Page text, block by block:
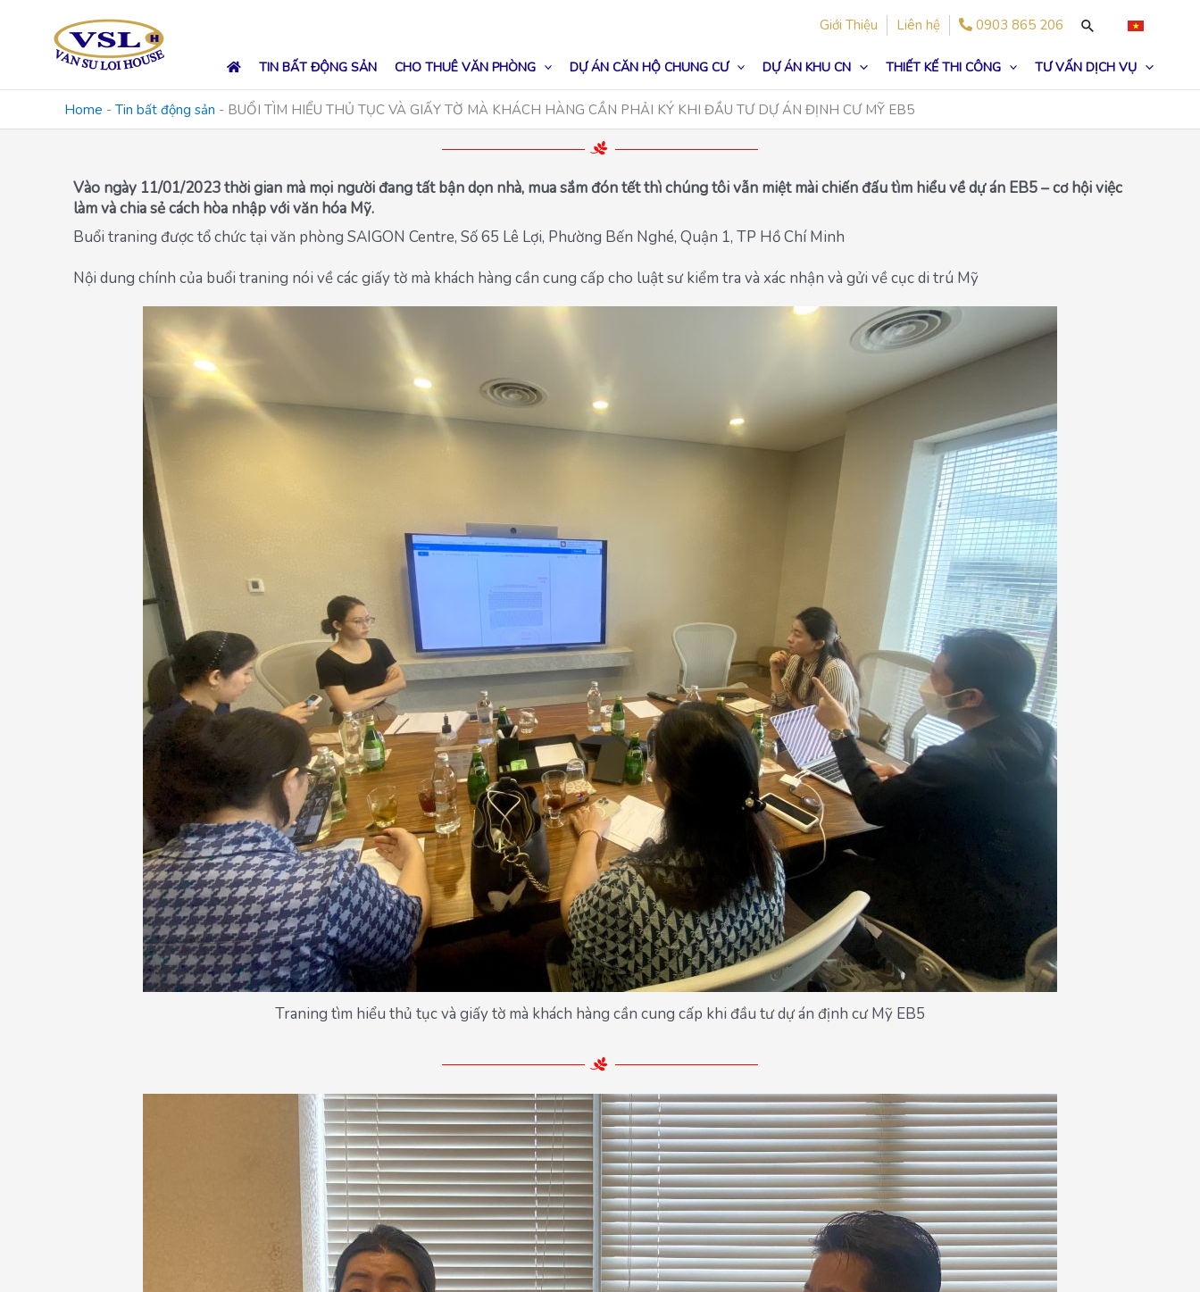
Giới Thiệu Liên hệ 0903 865 206
TIN BẤT ĐỘNG SẢN CHO THUÊ VĂN PHÒNG DỰ ÁN CĂN HỘ CHUNG CƯ DỰ ÁN KHU CN THIẾT KẾ THI CÔNG TƯ VẤN DỊCH VỤ
Home - Tin bất động sản - BUỔI TÌM HIỂU THỦ TỤC VÀ GIẤY TỜ MÀ KHÁCH HÀNG CẦN PHẢI KÝ KHI ĐẦU TƯ DỰ ÁN ĐỊNH CƯ MỸ EB5
Vào ngày 11/01/2023 thời gian mà mọi người đang tất bận dọn nhà, mua sắm đón tết thì chúng tôi vẫn miệt mài chiến đấu tìm hiểu về dự án EB5 – cơ hội việc
làm và chia sẻ cách hòa nhập với văn hóa Mỹ.
Buổi traning được tổ chức tại văn phòng SAIGON Centre, Số 65 Lê Lợi, Phường Bến Nghé, Quận 1, TP Hồ Chí Minh
Nội dung chính của buổi traning nói về các giấy tờ mà khách hàng cần cung cấp cho luật sư kiểm tra và xác nhận và gửi về cục di trú Mỹ
Traning tìm hiểu thủ tục và giấy tờ mà khách hàng cần cung cấp khi đầu tư dự án định cư Mỹ EB5